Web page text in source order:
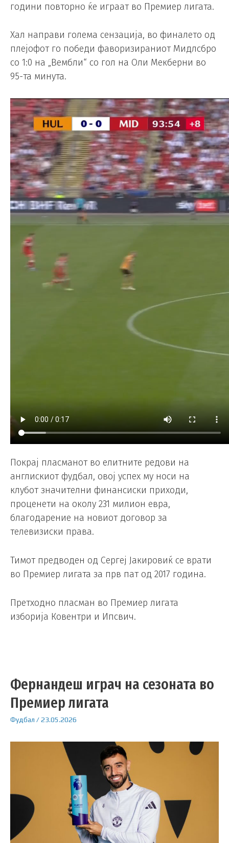
години повторно ќе играат во Премиер лигата.
Хал направи голема сензација, во финалето од
плејофот го победи фаворизираниот Мидлсбро
со 1:0 на „Вембли“ со гол на Оли Мекберни во
95-та минута.
Покрај пласманот во елитните редови на
англискиот фудбал, овој успех му носи на
клубот значителни финансиски приходи,
проценети на околу 231 милион евра,
благодарение на новиот договор за
телевизиски права.
Тимот предводен од Сергеј Јакировиќ се врати
во Премиер лигата за прв пат од 2017 година.
Претходно пласман во Премиер лигата
изборија Ковентри и Ипсвич.
Фернандеш играч на сезоната во
Премиер лигата
Фудбал /23.05.2026